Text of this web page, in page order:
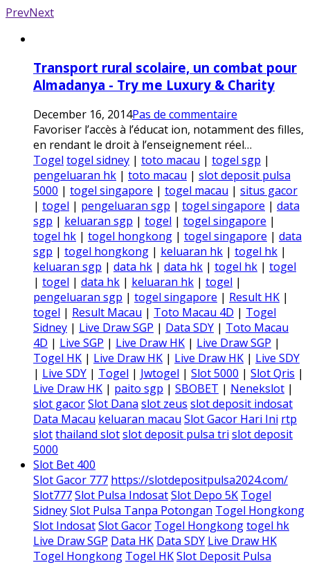
PrevNext
Transport rural scolaire, un combat pour
Almadanya - Try me Luxury & Charity
December 16, 2014Pas de commentaire
Favoriser l’accès à l’éducat ion, notamment des filles,
en rendant le droit à l’enseignement réel…
Togel togel sidney | toto macau | togel sgp |
pengeluaran hk | toto macau | slot deposit pulsa
5000 | togel singapore | togel macau | situs gacor
| togel | pengeluaran sgp | togel singapore | data
sgp | keluaran sgp | togel | togel singapore |
togel hk | togel hongkong | togel singapore | data
sgp | togel hongkong | keluaran hk | togel hk |
keluaran sgp | data hk | data hk | togel hk | togel
| togel | data hk | keluaran hk | togel |
pengeluaran sgp | togel singapore | Result HK |
togel | Result Macau | Toto Macau 4D | Togel
Sidney | Live Draw SGP | Data SDY | Toto Macau
4D | Live SGP | Live Draw HK | Live Draw SGP |
Togel HK | Live Draw HK | Live Draw HK | Live SDY
| Live SDY | Togel | Jwtogel | Slot 5000 | Slot Qris |
Live Draw HK | paito sgp | SBOBET | Nenekslot |
slot gacorSlot Dana slot zeus slot deposit indosat
Data Macau keluaran macau Slot Gacor Hari Ini rtp
slotthailand slotslot deposit pulsa tri slot deposit
5000
Slot Bet 400
Slot Gacor 777 https://slotdepositpulsa2024.com/
Slot777Slot Pulsa IndosatSlot Depo 5K Togel
SidneySlot Pulsa Tanpa Potongan Togel Hongkong
Slot IndosatSlot Gacor Togel Hongkongtogel hk
Live Draw SGP Data HK Data SDY Live Draw HK
Togel Hongkong Togel HKSlot Deposit Pulsa